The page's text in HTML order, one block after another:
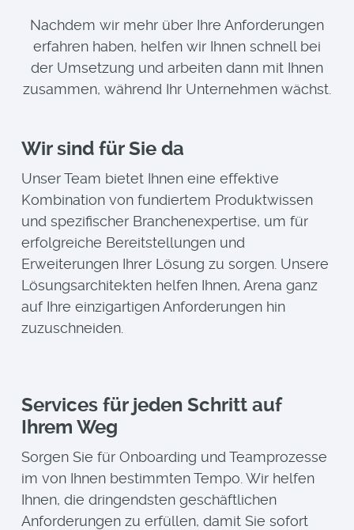
Nachdem wir mehr über Ihre Anforderungen
erfahren haben, helfen wir Ihnen schnell bei
der Umsetzung und arbeiten dann mit Ihnen
zusammen, während Ihr Unternehmen wächst.
Wir sind für Sie da
Unser Team bietet Ihnen eine effektive
Kombination von fundiertem Produktwissen
und spezifischer Branchenexpertise, um für
erfolgreiche Bereitstellungen und
Erweiterungen Ihrer Lösung zu sorgen. Unsere
Lösungsarchitekten helfen Ihnen, Arena ganz
auf Ihre einzigartigen Anforderungen hin
zuzuschneiden.
Services für jeden Schritt auf
Ihrem Weg
Sorgen Sie für Onboarding und Teamprozesse
im von Ihnen bestimmten Tempo. Wir helfen
Ihnen, die dringendsten geschäftlichen
Anforderungen zu erfüllen, damit Sie sofort